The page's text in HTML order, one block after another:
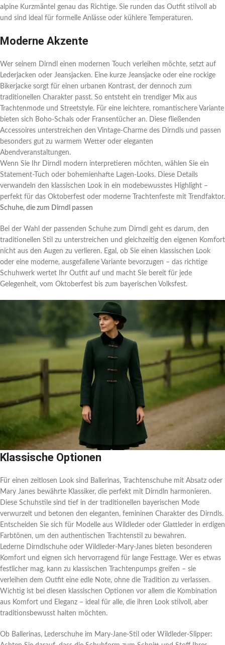
alpine Kurzmäntel genau das Richtige. Sie runden das Outfit stilvoll ab
und sind ideal für formelle Anlässe oder kühlere Temperaturen.
Moderne Akzente
Wer seinem Dirndl einen modernen Touch verleihen möchte, setzt auf
Lederjacken oder Jeansjacken. Eine kurze Jeansjacke oder eine rockige
Bikerjacke sorgt für einen urbanen Kontrast, der dennoch zum
traditionellen Charakter passt. So entsteht ein trendiger Mix aus
Trachtenmode und Streetstyle. Für eine leichtere, romantischere Variante
bieten sich Boho-Schals oder Fransentücher an. Diese fließenden
Accessoires unterstreichen den Vintage-Charme des Dirndls und passen
besonders gut zu warmem Wetter oder eleganten
Abendveranstaltungen.
Wenn Sie Ihr Dirndl modern interpretieren möchten, wählen Sie ein
Statement-Tuch oder bohemienhafte Lagen-Looks. Diese Details
verwandeln den klassischen Look in ein modebewusstes Highlight –
perfekt für das Oktoberfest oder moderne Trachtenfeste mit Trendfaktor.
Schuhe, die zum Dirndl passen
Bei der Wahl der passenden Schuhe zum Dirndl geht es darum, den
traditionellen Stil zu unterstreichen und gleichzeitig den eigenen Komfort
nicht aus den Augen zu verlieren. Egal, ob Sie einen klassischen Look
oder eine moderne, ausgefallene Variante bevorzugen – das richtige
Schuhwerk wertet Ihr Outfit auf und macht Sie bereit für jede
Gelegenheit, vom Oktoberfest bis zum bayerischen Volksfest.
Klassische Optionen
Für einen zeitlosen Look sind Ballerinas, Trachtenschuhe mit Absatz oder
Mary Janes bewährte Klassiker, die perfekt mit Dirndln harmonieren.
Diese Schuhstile sind tief in der traditionellen bayerischen Mode
verwurzelt und betonen den eleganten, femininen Charakter des Dirndls.
Entscheiden Sie sich für Modelle aus Wildleder oder Glattleder in erdigen
Farbtönen, um den authentischen Trachtenstil zu bewahren.
Lederne Dirndlschuhe oder Wildleder-Mary-Janes bieten besonderen
Komfort und eignen sich hervorragend für lange Festtage. Wer es etwas
festlicher mag, kann zu klassischen Trachtenpumps greifen – sie
verleihen dem Outfit eine edle Note, ohne die Tradition zu verlassen.
Wichtig ist bei diesen klassischen Optionen vor allem die Kombination
aus Komfort und Eleganz – ideal für alle, die ihren Look stilvoll, aber
traditionsbewusst halten möchten.
Ob Ballerinas, Lederschuhe im Mary-Jane-Stil oder Wildleder-Slipper: